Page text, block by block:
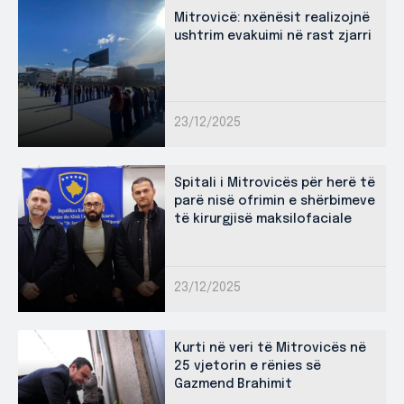
Mitrovicë: nxënësit realizojnë
ushtrim evakuimi në rast zjarri
23/12/2025
Spitali i Mitrovicës për herë të
parë nisë ofrimin e shërbimeve
të kirurgjisë maksilofaciale
23/12/2025
Kurti në veri të Mitrovicës në
25 vjetorin e rënies së
Gazmend Brahimit